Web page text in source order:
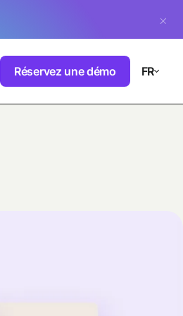
Réservez une démo FR